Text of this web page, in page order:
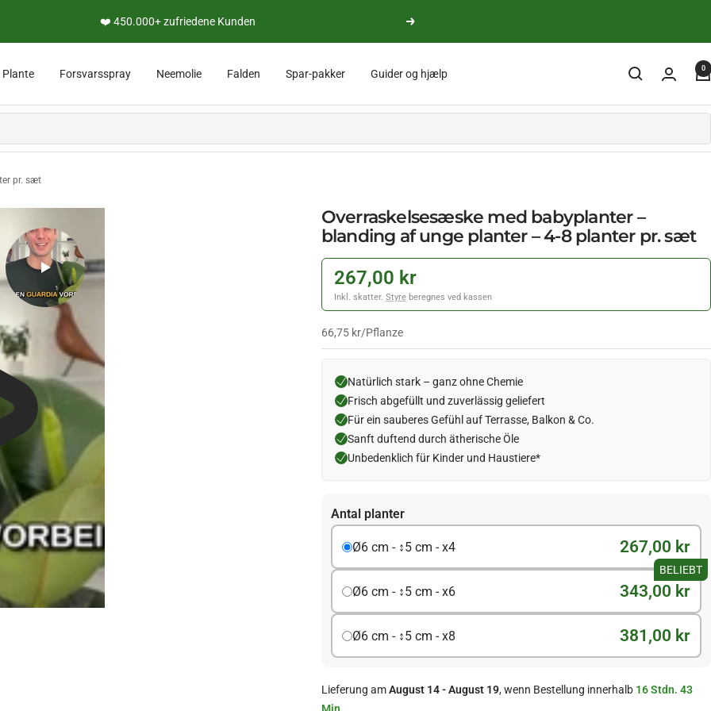
👨‍🔬 Persönliche Expertenberatung yderligere
Plante Forsvarsspray Neemolie Falden Spar-pakker Guider og hjælp 0
pr. sæt
Overraskelsesæske med babyplanter –
blanding af unge planter – 4-8 planter pr. sæt
267,00 kr
Inkl. skatter. Styreberegnes ved kassen
66,75 kr/Pflanze
Natürlich stark – ganz ohne Chemie
Frisch abgefüllt und zuverlässig geliefert
Für ein sauberes Gefühl auf Terrasse, Balkon & Co.
Sanft duftend durch ätherische Öle
Unbedenklich für Kinder und Haustiere*
Antal planter
Ø6 cm - ↕5 cm - x4 267,00 kr
BELIEBT
Ø6 cm - ↕5 cm - x6 343,00 kr
Ø6 cm - ↕5 cm - x8 381,00 kr
Lieferung amAugust 14 - August 19, wenn Bestellung innerhalb 16 Stdn. 43